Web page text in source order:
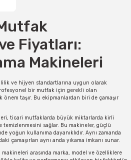
Fiyatları:
Makineleri
ve hijyen standartlarına uygun olarak
bir mutfak için gerekli olan
taşır. Bu ekipmanlardan biri de çamaşır
ticari mutfaklarda büyük miktarlarda kirli
temizlenmesini sağlar. Bu makineler, güçlü
yoğun kullanıma dayanıklıdır. Aynı zamanda
çamaşırları aynı anda yıkama imkanı sunar.
makineleri arasında marka, model ve özelliklere